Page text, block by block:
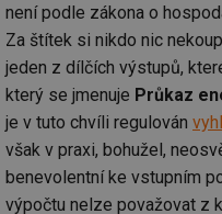
není podle zákona o
Za štítek si nikdo nic
jeden z dílčích výstupů,
který se jmenuje Průkaz
je v tuto chvíli regulován
však v praxi, bohužel,
benevolentní ke vstupním
výpočtu nelze považovat z